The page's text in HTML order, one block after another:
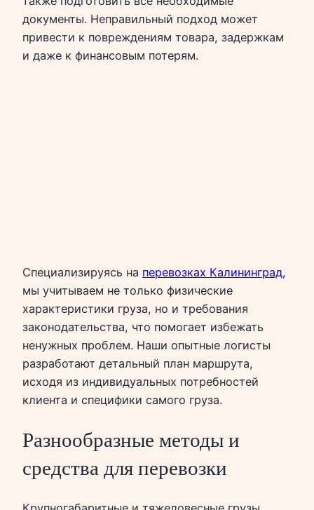
документы. Неправильный подход может
привести к повреждениям товара, задержкам
и даже к финансовым потерям.
Специализируясь на перевозках Калининград,
мы учитываем не только физические
характеристики груза, но и требования
законодательства, что помогает избежать
ненужных проблем. Наши опытные логисты
разработают детальный план маршрута,
исходя из индивидуальных потребностей
клиента и специфики самого груза.
Разнообразные методы и
средства для перевозки